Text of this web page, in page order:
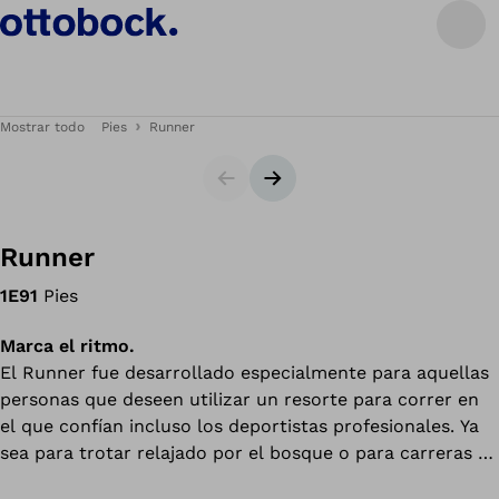
Mostrar todo Pies Runner
DiapositivaSiguiente diapositiva
Runner
1E91 Pies
Marca el ritmo.
El Runner fue desarrollado especialmente para aquellas
personas que deseen utilizar un resorte para correr en
el que confían incluso los deportistas profesionales. Ya
sea para trotar relajado por el bosque o para carreras de